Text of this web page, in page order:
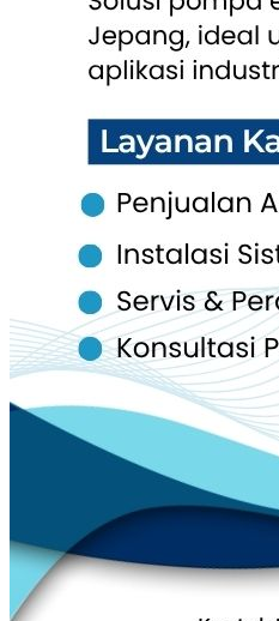
Pompa Hydrant
Pompa Isuzu Series
Pompa Torishima
Pompa Tsurumi
Pompa Southern
Panel & Kontrol
Panel Electric Pump
Genset
Genset Perkins
Genset Yanmar
Genset V-GEN
Toko
Galeri